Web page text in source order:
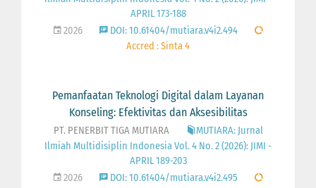
APRIL 173-188
2026
DOI: 10.61404/mutiara.v4i2.494
Accred : Sinta 4
Pemanfaatan Teknologi Digital dalam Layanan
Konseling: Efektivitas dan Aksesibilitas
PT. PENERBIT TIGA MUTIARA
MUTIARA: Jurnal
Ilmiah Multidisiplin Indonesia Vol. 4 No. 2 (2026): JIMI -
APRIL 189-203
2026
DOI: 10.61404/mutiara.v4i2.495